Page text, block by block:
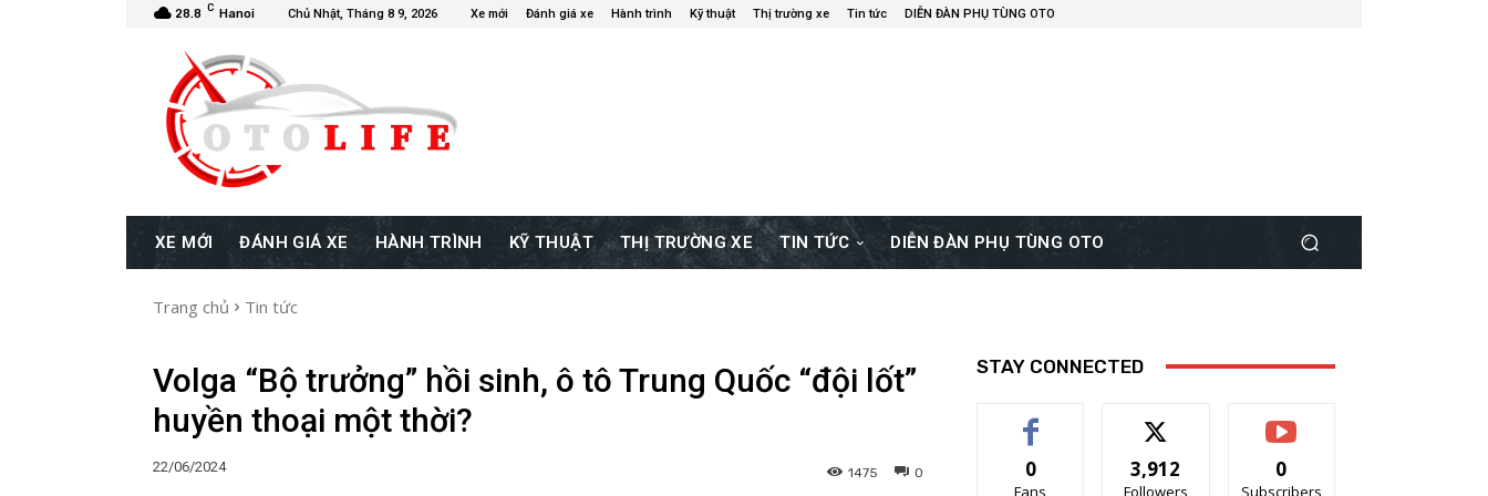
28.8 C Hanoi Chủ Nhật, Tháng 8 9, 2026 Xe mới Đánh giá xe Hành trình Kỹ thuật Thị trường xe Tin tức DIỄN ĐÀN PHỤ TÙNG OTO
XE MỚI ĐÁNH GIÁ XE HÀNH TRÌNH KỸ THUẬT THỊ TRƯỜNG XE TIN TỨC DIỄN ĐÀN PHỤ TÙNG OTO
Trang chủ Tin tức
Volga “Bộ trưởng” hồi sinh, ô tô Trung Quốc “đội lốt”
huyền thoại một thời?
22/06/2024 0
1475
STAY CONNECTED
0
Fans
3,912
Followers
0
Subscribers